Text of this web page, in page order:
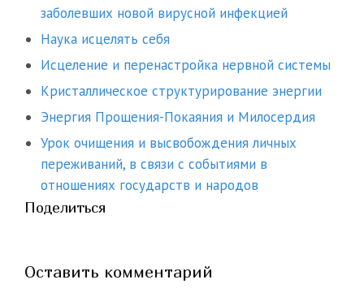
заболевших новой вирусной инфекцией
Наука исцелять себя
Исцеление и перенастройка нервной системы
Кристаллическое структурирование энергии
Энергия Прощения-Покаяния и Милосердия
Урок очищения и высвобождения личных
переживаний, в связи с событиями в
отношениях государств и народов
Поделиться
Оставить комментарий